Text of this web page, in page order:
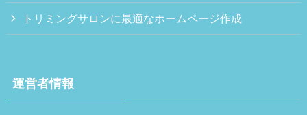
トリミングサロンに最適なホームページ作成
運営者情報